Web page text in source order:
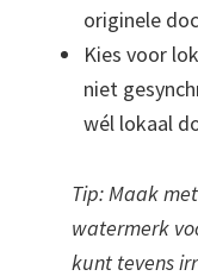
originele
Kies voor
niet
wél lokaal
Tip: Maak
watermerk
kunt tevens